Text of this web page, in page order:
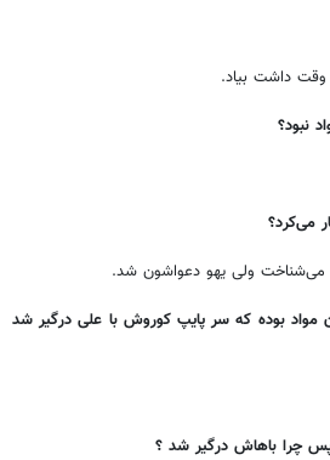
داشت بیاد.
نبود؟
می‌کرد؟
می‌شناخت ولی یهو دعواشون شد.
مواد بوده که سر پایپ کوروش با علی درگیر شد
چرا باهاش درگیر شد ؟